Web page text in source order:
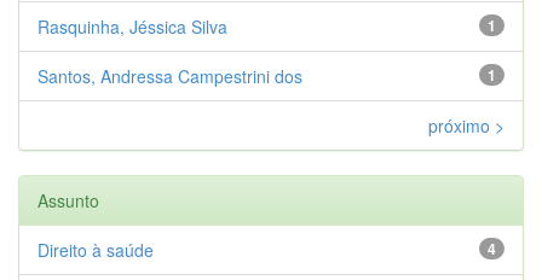
1
Rasquinha, Jéssica Silva
1
Santos, Andressa Campestrini dos
próximo >
Assunto
4
Direito à saúde